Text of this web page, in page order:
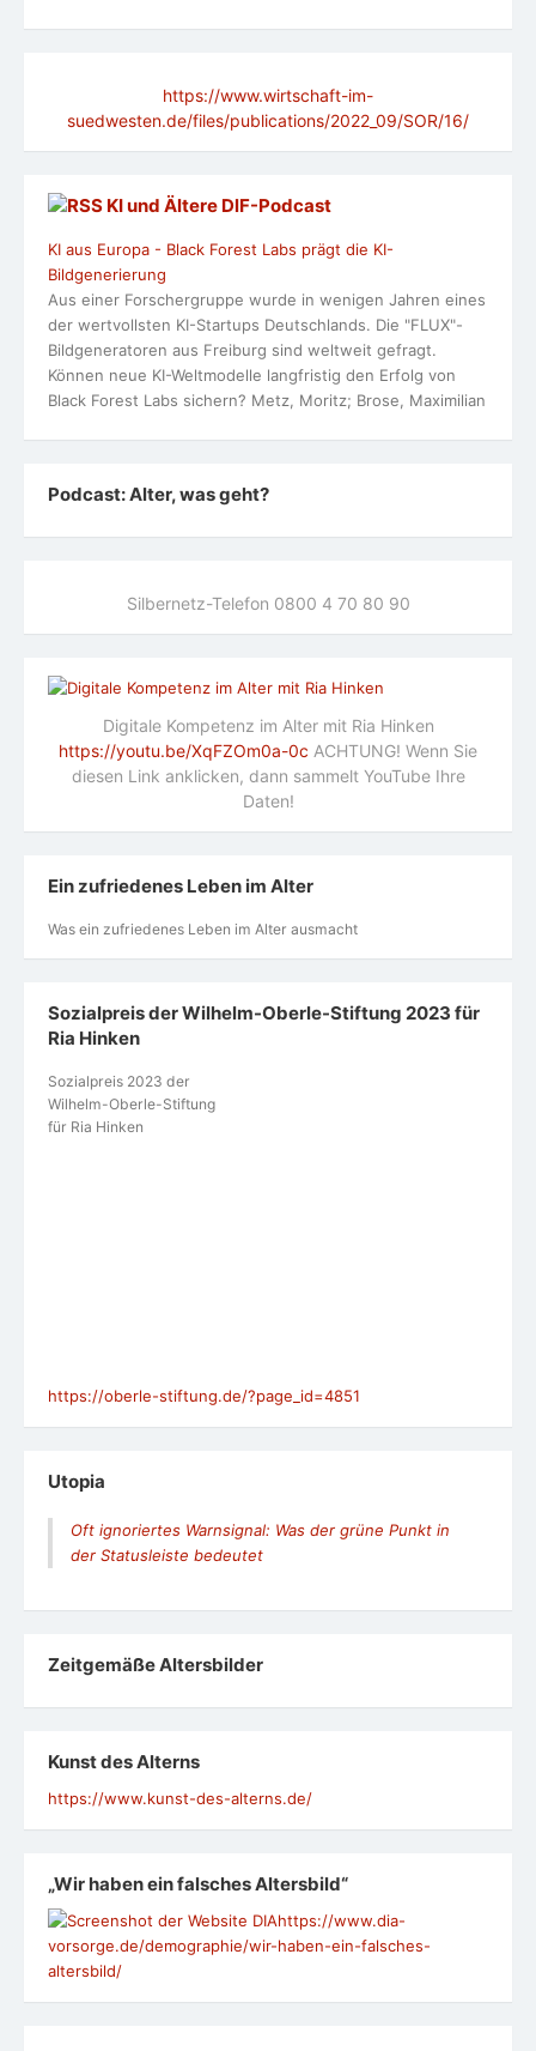
https://www.wirtschaft-im-
suedwesten.de/files/publications/2022_09/SOR/16/
KI und Ältere DlF-Podcast
KI aus Europa - Black Forest Labs prägt die KI-
Bildgenerierung
Aus einer Forschergruppe wurde in wenigen Jahren eines
der wertvollsten KI-Startups Deutschlands. Die "FLUX"-
Bildgeneratoren aus Freiburg sind weltweit gefragt.
Können neue KI-Weltmodelle langfristig den Erfolg von
Black Forest Labs sichern? Metz, Moritz; Brose, Maximilian
Podcast: Alter, was geht?
Silbernetz-Telefon 0800 4 70 80 90
Digitale Kompetenz im Alter mit Ria Hinken
https://youtu.be/XqFZOm0a-0c ACHTUNG! Wenn Sie
diesen Link anklicken, dann sammelt YouTube Ihre
Daten!
Ein zufriedenes Leben im Alter
Was ein zufriedenes Leben im Alter ausmacht
Sozialpreis der Wilhelm-Oberle-Stiftung 2023 für
Ria Hinken
Sozialpreis 2023 der
Wilhelm-Oberle-Stiftung
für Ria Hinken
https://oberle-stiftung.de/?page_id=4851
Utopia
Oft ignoriertes Warnsignal: Was der grüne Punkt in
der Statusleiste bedeutet
Zeit­ge­mäße Alters­bil­der
Kunst des Alterns
https://www.kunst-des-alterns.de/
„Wir haben ein falsches Altersbild“
https://www.dia-
vorsorge.de/demographie/wir-haben-ein-falsches-
altersbild/